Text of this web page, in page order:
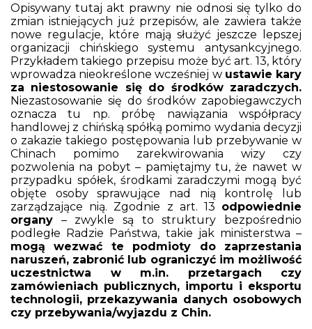
Opisywany tutaj akt prawny nie odnosi się tylko do
zmian istniejących już przepisów, ale zawiera także
nowe regulacje, które mają służyć jeszcze lepszej
organizacji chińskiego systemu antysankcyjnego.
Przykładem takiego przepisu może być art. 13, który
wprowadza nieokreślone wcześniej w ustawie kary
za niestosowanie się do środków zaradczych.
Niezastosowanie się do środków zapobiegawczych
oznacza tu np. próbę nawiązania współpracy
handlowej z chińską spółką pomimo wydania decyzji
o zakazie takiego postępowania lub przebywanie w
Chinach pomimo zarekwirowania wizy czy
pozwolenia na pobyt – pamiętajmy tu, że nawet w
przypadku spółek, środkami zaradczymi mogą być
objęte osoby sprawujące nad nią kontrolę lub
zarządzające nią. Zgodnie z art. 13 odpowiednie
organy – zwykle są to struktury bezpośrednio
podległe Radzie Państwa, takie jak ministerstwa –
mogą wezwać te podmioty do zaprzestania
naruszeń, zabronić lub ograniczyć im możliwość
uczestnictwa w m.in. przetargach czy
zamówieniach publicznych, importu i eksportu
technologii, przekazywania danych osobowych
czy przebywania/wyjazdu z Chin.